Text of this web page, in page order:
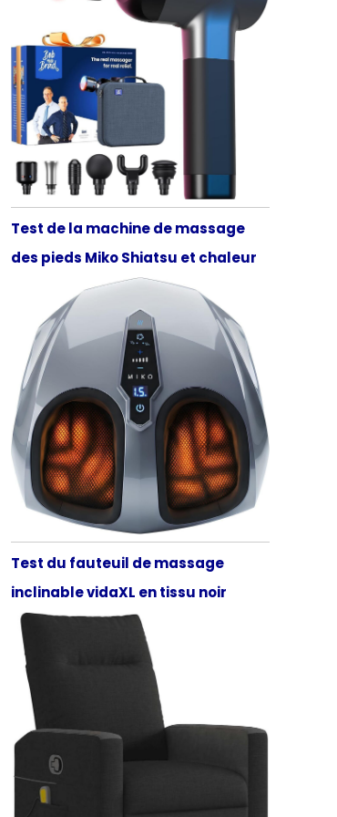
Test de la machine de massage
des pieds Miko Shiatsu et chaleur
Test du fauteuil de massage
inclinable vidaXL en tissu noir